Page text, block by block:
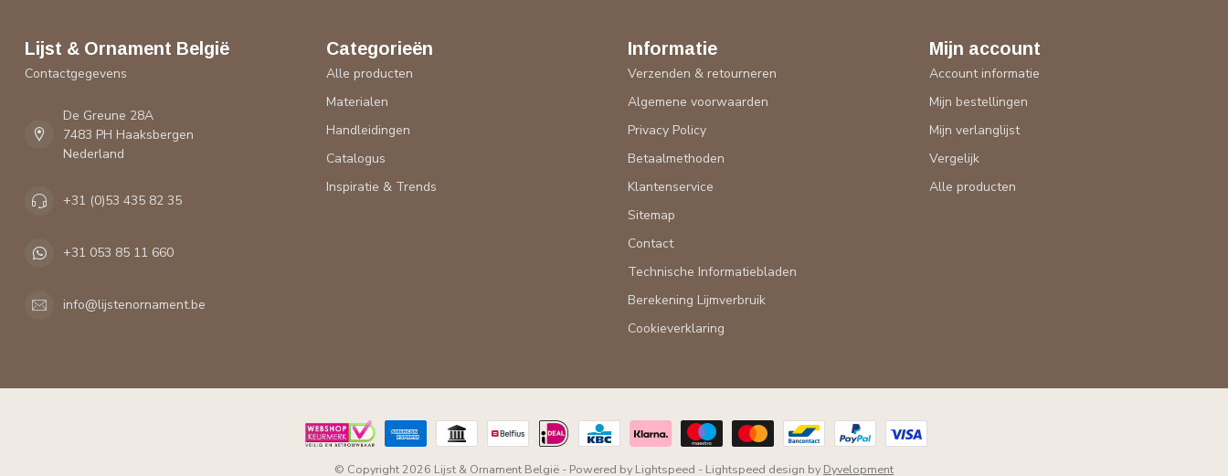
Lijst & Ornament België
Contactgegevens
De Greune 28A
7483 PH Haaksbergen
Nederland
+31 (0)53 435 82 35
+31 053 85 11 660
info@lijstenornament.be
Categorieën
Alle producten
Materialen
Handleidingen
Catalogus
Inspiratie & Trends
Informatie
Verzenden & retourneren
Algemene voorwaarden
Privacy Policy
Betaalmethoden
Klantenservice
Sitemap
Contact
Technische Informatiebladen
Berekening Lijmverbruik
Cookieverklaring
Mijn account
Account informatie
Mijn bestellingen
Mijn verlanglijst
Vergelijk
Alle producten
© Copyright 2026 Lijst & Ornament België - Powered by Lightspeed - Lightspeed design by Dyvelopment